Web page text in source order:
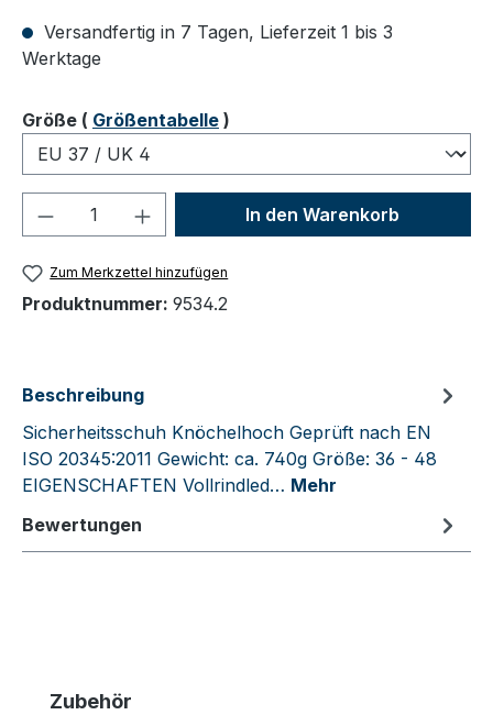
Versandfertig in 7 Tagen, Lieferzeit 1 bis 3
Werktage
Größeauswählen
( Größentabelle )
Produkt Anzahl: Gib denIn den Warenkorb
Zum Merkzettel hinzufügen
Produktnummer: 9534.2
Beschreibung
Sicherheitsschuh Knöchelhoch Geprüft nach EN
ISO 20345:2011 Gewicht: ca. 740g Größe: 36 - 48
EIGENSCHAFTEN Vollrindled… Mehr
Bewertungen
Produktgalerie überspringen
Zubehör